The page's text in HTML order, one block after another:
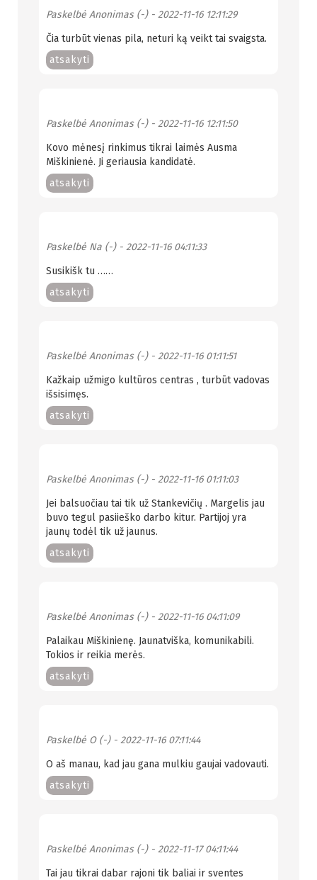
Paskelbė Anonimas (-)- 2022-11-16 12:11:29
Čia turbūt vienas pila, neturi ką veikt tai svaigsta.
atsakyti
Paskelbė Anonimas (-)- 2022-11-16 12:11:50
Kovo mėnesį rinkimus tikrai laimės Ausma
Miškinienė. Ji geriausia kandidatė.
atsakyti
Paskelbė Na (-)- 2022-11-16 04:11:33
Susikišk tu ……
atsakyti
Paskelbė Anonimas (-)- 2022-11-16 01:11:51
Kažkaip užmigo kultūros centras , turbūt vadovas
išsisimęs.
atsakyti
Paskelbė Anonimas (-)- 2022-11-16 01:11:03
Jei balsuočiau tai tik už Stankevičių . Margelis jau
buvo tegul pasiieško darbo kitur. Partijoj yra
jaunų todėl tik už jaunus.
atsakyti
Paskelbė Anonimas (-)- 2022-11-16 04:11:09
Palaikau Miškinienę. Jaunatviška, komunikabili.
Tokios ir reikia merės.
atsakyti
Paskelbė O (-)- 2022-11-16 07:11:44
O aš manau, kad jau gana mulkiu gaujai vadovauti.
atsakyti
Paskelbė Anonimas (-)- 2022-11-17 04:11:44
Tai jau tikrai dabar rajoni tik baliai ir sventes